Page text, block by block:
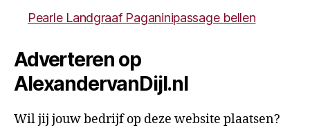
Pearle Landgraaf Paganinipassage bellen
Adverteren op
AlexandervanDijl.nl
Wil jij jouw bedrijf op deze website plaatsen?